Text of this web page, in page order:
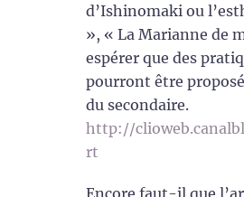
d’Ishinomaki ou
», « La Marianne de
espérer que des
pourront être
du secondaire.
http://
rt
Encore faut-il que